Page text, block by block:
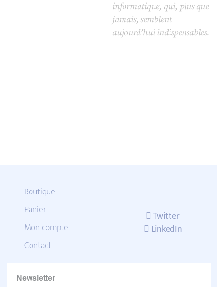
informatique, qui, plus que
jamais, semblent
aujourd’hui indispensables.
Boutique
Panier
Mon compte
Contact
Twitter
LinkedIn
Newsletter